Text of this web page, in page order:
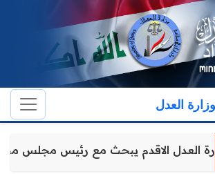
العدل
العدل الاقدم يبحث مع رئيس مجلس